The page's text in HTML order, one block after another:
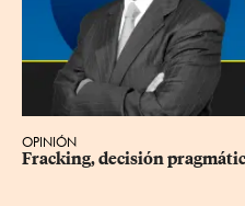
OPINIÓN
Fracking, decisión